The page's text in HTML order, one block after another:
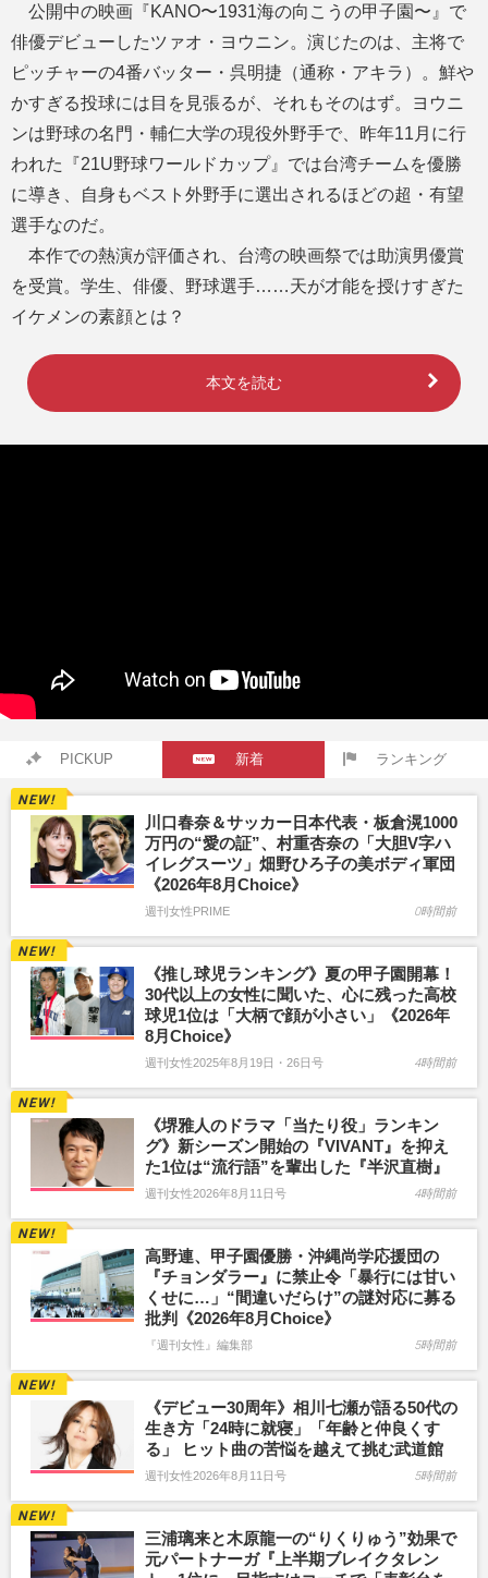
公開中の映画『KANO〜1931海の向こうの甲子園〜』で
俳優デビューしたツァオ・ヨウニン。演じたのは、主将で
ピッチャーの4番バッター・呉明捷（通称・アキラ）。鮮や
かすぎる投球には目を見張るが、それもそのはず。ヨウニ
ンは野球の名門・輔仁大学の現役外野手で、昨年11月に行
われた『21U野球ワールドカップ』では台湾チームを優勝
に導き、自身もベスト外野手に選出されるほどの超・有望
選手なのだ。
本作での熱演が評価され、台湾の映画祭では助演男優賞
を受賞。学生、俳優、野球選手……天が才能を授けすぎた
イケメンの素顔とは？
本文を読む
PICKUP 新着 ランキング
川口春奈＆サッカー日本代表・板倉滉1000
万円の“愛の証”、村重杏奈の「大胆V字ハ
イレグスーツ」畑野ひろ子の美ボディ軍団
《2026年8月Choice》
週刊女性PRIME 0時間前
《推し球児ランキング》夏の甲子園開幕！
30代以上の女性に聞いた、心に残った高校
球児1位は「大柄で顔が小さい」《2026年
8月Choice》
週刊女性2025年8月19日・26日号 4時間前
《堺雅人のドラマ「当たり役」ランキン
グ》新シーズン開始の『VIVANT』を抑え
た1位は“流行語”を輩出した『半沢直樹』
週刊女性2026年8月11日号 4時間前
高野連、甲子園優勝・沖縄尚学応援団の
『チョンダラー』に禁止令「暴行には甘い
くせに…」“間違いだらけ”の謎対応に募る
批判《2026年8月Choice》
『週刊女性』編集部 5時間前
《デビュー30周年》相川七瀬が語る50代の
生き方「24時に就寝」「年齢と仲良くす
る」 ヒット曲の苦悩を越えて挑む武道館
週刊女性2026年8月11日号 5時間前
三浦璃来と木原龍一の“りくりゅう”効果で
元パートナーガ『上半期ブレイクタレン